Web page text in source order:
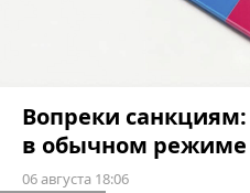
Вопреки санкциям:
в обычном режиме
06 августа 18:06